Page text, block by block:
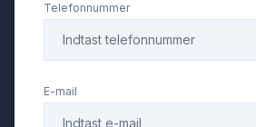
Splitbagsæder
Sædevarme
Telefonnummer
E-mail